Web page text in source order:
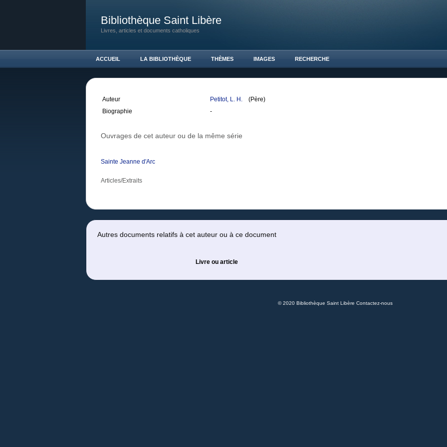
Bibliothèque Saint Libère
Livres, articles et documents catholiques
ACCUEIL LA BIBLIOTHÈQUE THÈMES IMAGES RECHERCHE
Auteur Petitot, L. H.
(Père)
Biographie
-
Ouvrages de cet auteur ou de la même série
Sainte Jeanne d'Arc
Articles/Extraits
Autres documents relatifs à cet auteur ou à ce document
Livre ou article
© 2020 Bibliothèque Saint Libère Contactez-nous